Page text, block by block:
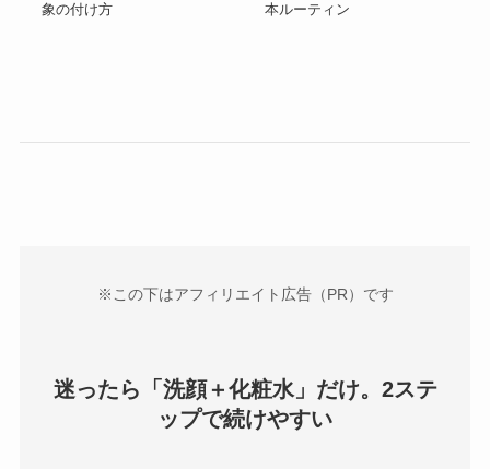
象の付け方
本ルーティン
※この下はアフィリエイト広告（PR）です
迷ったら「洗顔＋化粧水」だけ。2ステ
ップで続けやすい